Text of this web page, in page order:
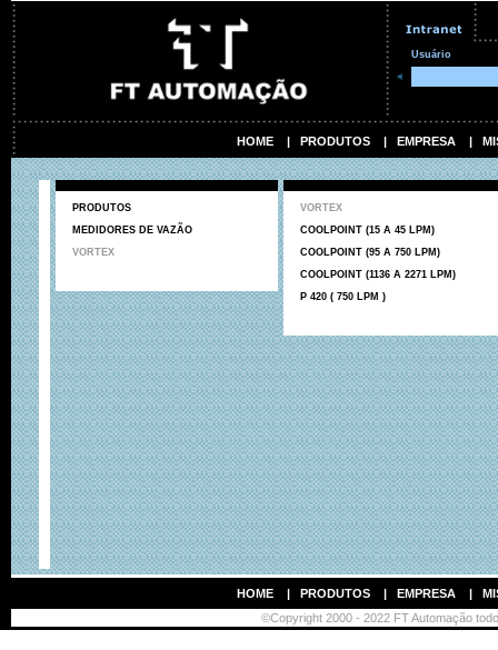
Usuário
HOME| PRODUTOS| EMPRESA|
PRODUTOS
MEDIDORES DE VAZÃO
VORTEX
VORTEX
COOLPOINT (15 A 45 LPM)
COOLPOINT (95 A 750 LPM)
COOLPOINT (1136 A 2271 LPM)
P 420 ( 750 LPM )
HOME| PRODUTOS| EMPRESA|
©Copyright 2000 - 2022 FT Automação